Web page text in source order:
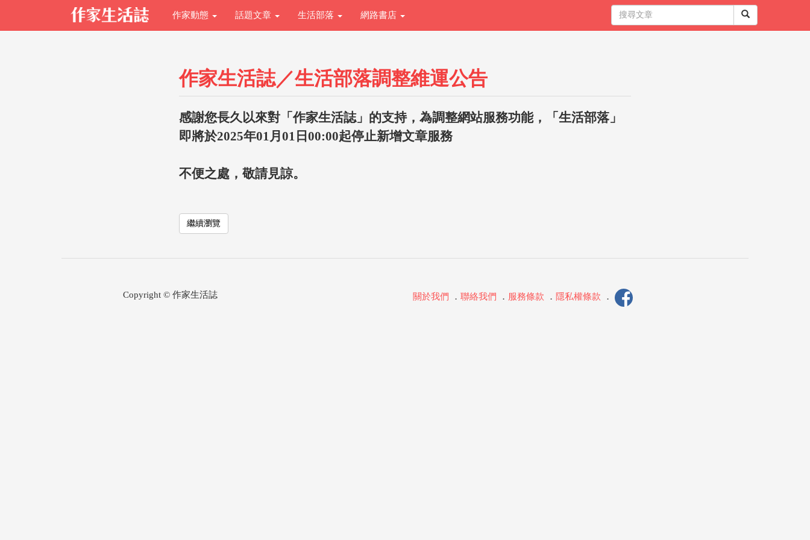
作家動態 話題文章 生活部落 網路書店
作家生活誌／生活部落調整維運公告
感謝您長久以來對「作家生活誌」的支持，為調整網站服務功能，「生活部落」
即將於2025年01月01日00:00起停止新增文章服務
不便之處，敬請見諒。
繼續瀏覽
Copyright © 作家生活誌 關於我們 ． 聯絡我們 ． 服務條款 ． 隱私權條款 ．